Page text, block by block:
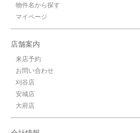
物件名から探す
マイページ
店舗案内
来店予約
お問い合わせ
刈谷店
安城店
大府店